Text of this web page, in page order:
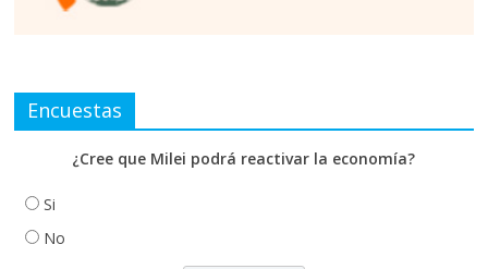
Encuestas
¿Cree que Milei podrá reactivar la economía?
Si
No